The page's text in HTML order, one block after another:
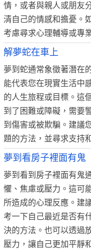
情，或者與親人或朋友
清自己的情感和擔憂。
考慮尋求心理輔導或專
解夢蛇在車上
夢到蛇通常象徵著潛在
能代表您在現實生活中
的人生旅程或目標。這
到了困難或障礙，需要
到傷害或被欺騙。建議
題的方法，並尋求支持
夢到看房子裡面有鬼
夢到看到房子裡面有鬼
懼、焦慮或壓力。這可
所造成的心理反應。建
考一下自己最近是否有
決的方法。也可以透過
壓力，讓自己更加平靜